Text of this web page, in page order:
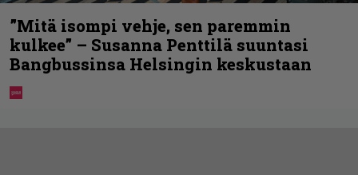
”Mitä isompi vehje, sen paremmin
kulkee” – Susanna Penttilä suuntasi
Bangbussinsa Helsingin keskustaan